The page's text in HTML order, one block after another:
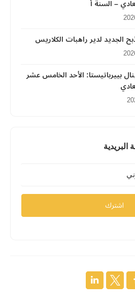
– السنة أ
الجديد لدير راهبات الكلاريس
بييرباتيستا: الأحد الخامس عشر
البريدية
اشترك